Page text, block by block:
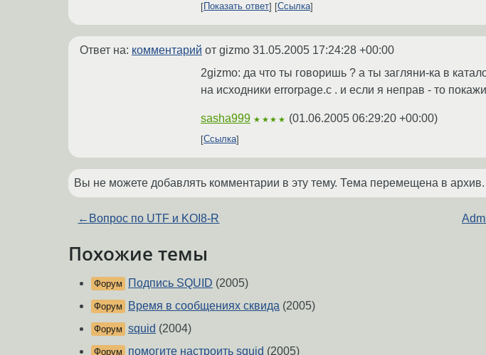
Показать ответ Ссылка
Ответ на: комментарий от gizmo 31.05.2005 17:24:28 +00:00
2gizmo: да что ты говоришь ? а ты загляни-ка в
на исходники errorpage.c . и если я неправ - то
sasha999 ★★★★ (01.06.2005 06:29:20 +00:00)
Ссылка
Вы не можете добавлять комментарии в эту тему. Тема перемещена в архив.
← Вопрос по UTF и KOI8-R
Похожие темы
Форум Подпись SQUID (2005)
Форум Время в сообщениях сквида (2005)
Форум squid (2004)
Форум помогите настроить squid (2005)